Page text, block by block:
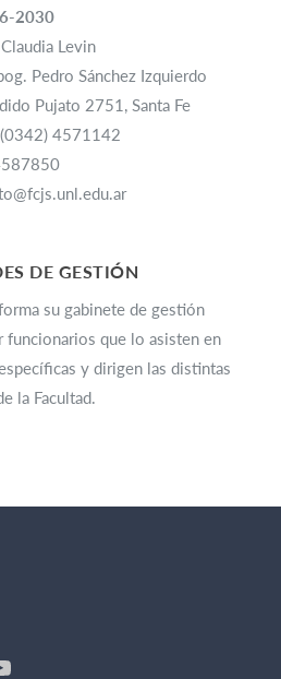
2030
Levin
Pedro Sánchez Izquierdo
Pujato 2751, Santa Fe
4571142
DE GESTIÓN
su gabinete de gestión
que lo asisten en
y dirigen las distintas
la Facultad.